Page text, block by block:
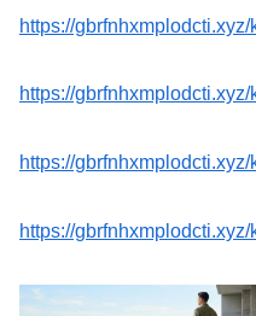
https://
https://
https://
https://